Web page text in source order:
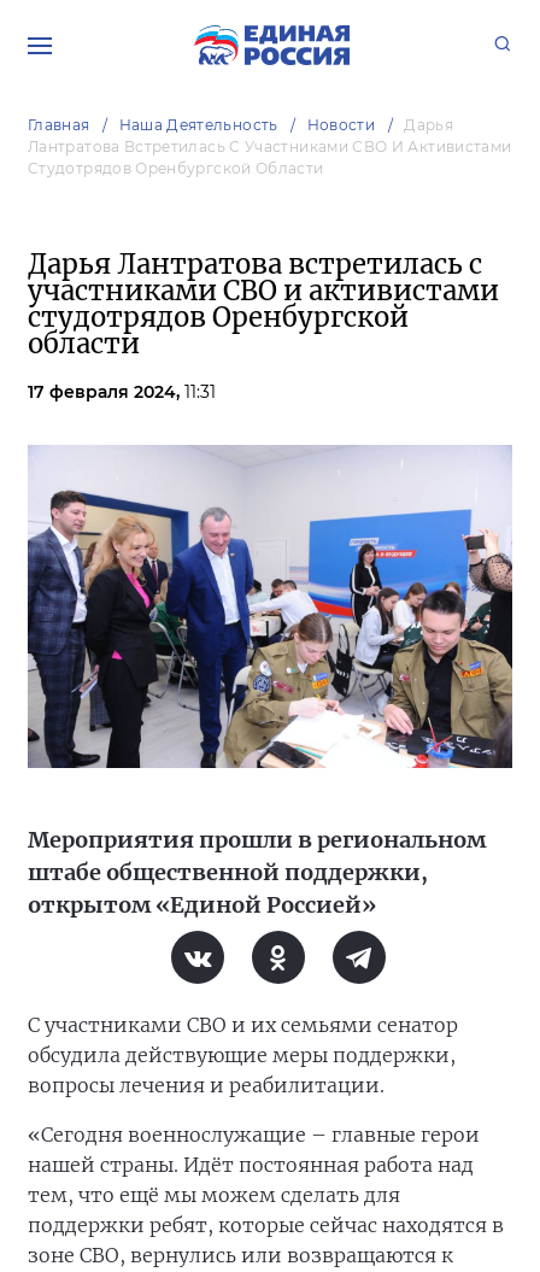
Главная Наша Деятельность Новости
Дарья
Лантратова Встретилась С Участниками СВО И Активистами
Студотрядов Оренбургской Области
Дарья Лантратова встретилась с
участниками СВО и активистами
студотрядов Оренбургской
области
17 февраля 2024, 11:31
Мероприятия прошли в региональном
штабе общественной поддержки,
открытом «Единой Россией»
С участниками СВО и их семьями сенатор
обсудила действующие меры поддержки,
вопросы лечения и реабилитации.
«Сегодня военнослужащие – главные герои
нашей страны. Идёт постоянная работа над
тем, что ещё мы можем сделать для
поддержки ребят, которые сейчас находятся в
зоне СВО, вернулись или возвращаются к